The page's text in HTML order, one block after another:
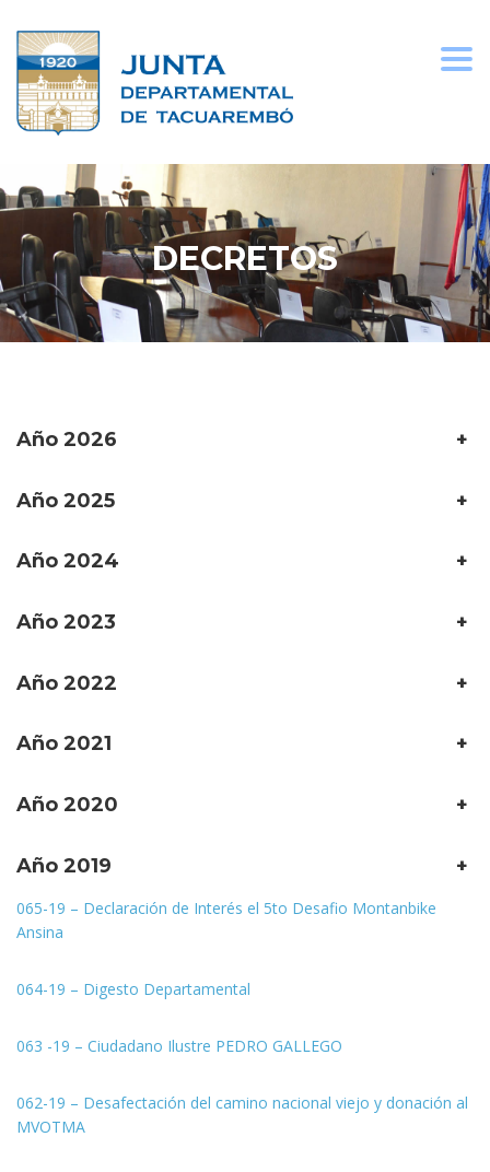
DECRETOS
Año 2026 +
Año 2025 +
Año 2024 +
Año 2023 +
Año 2022 +
Año 2021 +
Año 2020 +
Año 2019 +
065-19 – Declaración de Interés el 5to Desafio Montanbike
Ansina
064-19 – Digesto Departamental
063 -19 – Ciudadano Ilustre PEDRO GALLEGO
062-19 – Desafectación del camino nacional viejo y donación al
MVOTMA